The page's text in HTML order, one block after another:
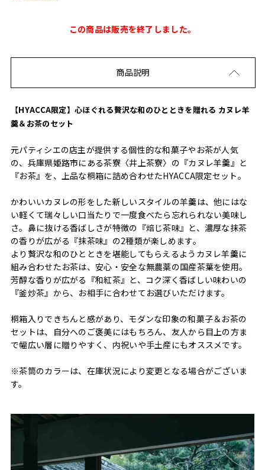
この商品は販売を終了しました。
商品説明
【HYACCA限定】心ほぐれる贅沢な和のひとときを贈れる カヌレ羊
羹＆お茶のセット
元パティシエの店主が提供する個性的な和菓子やお茶が人気
の、兵庫県姫路市にある茶寮〈井上茶寮〉の『カヌレ羊羹』と
『お茶』を、上品な桐箱に詰め合わせたHYACCA限定セット。
かわいいカヌレの形をした新しいスタイルの羊羹は、他にはな
い軽くて瑞々しい口当たりで一度食べたら忘れられない美味し
さ。鼻に抜ける香ばしさが特徴の『焙じ茶味』と、濃厚な抹茶
の香りが広がる『抹茶味』の2種類が楽しめます。
より贅沢な和のひとときを堪能してもらえるようカヌレ羊羹に
組み合わせたお茶は、安心・安全な無農薬の国産茶葉を使用。
芳醇な香りが広がる『和紅茶』と、コク深く香ばしい味わいの
『釜炒茶』から、お相手に合わせてお選びいただけます。
桐箱入りできちんと感があり、モダンな印象の和菓子＆お茶の
セットは、自分へのご褒美にはもちろん、友人から目上の方ま
で幅広い層に贈りやすく、内祝いや手土産にもオススメです。
※茶筒のカラーは、在庫状況により変更となる場合がございま
す。